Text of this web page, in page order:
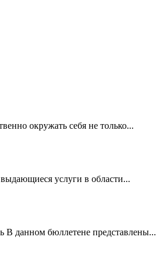
окружать себя не только...
услуги в области...
В данном бюллетене представлены...